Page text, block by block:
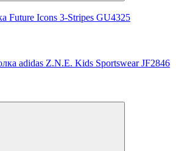
Future Icons 3-Stripes GU4325